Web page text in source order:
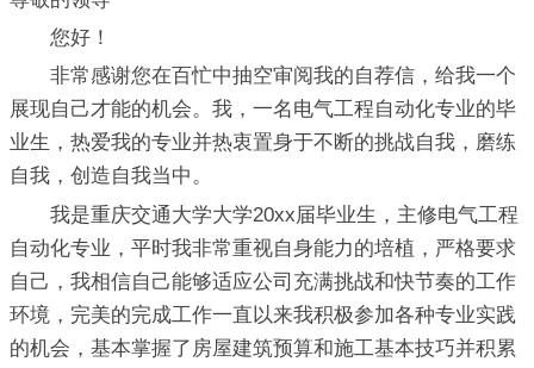
您好！
非常感谢您在百忙中抽空审阅我的自荐信，给我一个
展现自己才能的机会。我，一名电气工程自动化专业的毕
业生，热爱我的专业并热衷置身于不断的挑战自我，磨练
自我，创造自我当中。
我是重庆交通大学大学20xx届毕业生，主修电气工程
自动化专业，平时我非常重视自身能力的培植，严格要求
自己，我相信自己能够适应公司充满挑战和快节奏的工作
环境，完美的完成工作一直以来我积极参加各种专业实践
的机会，基本掌握了房屋建筑预算和施工基本技巧并积累